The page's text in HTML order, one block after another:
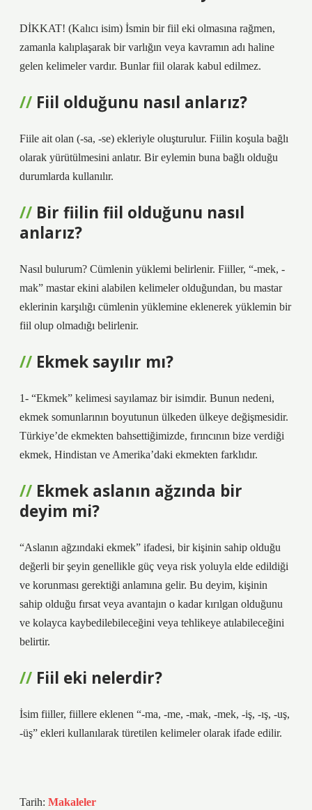
DİKKAT! (Kalıcı isim) İsmin bir fiil eki olmasına rağmen,
zamanla kalıplaşarak bir varlığın veya kavramın adı haline
gelen kelimeler vardır. Bunlar fiil olarak kabul edilmez.
Fiil olduğunu nasıl anlarız?
Fiile ait olan (-sa, -se) ekleriyle oluşturulur. Fiilin koşula bağlı
olarak yürütülmesini anlatır. Bir eylemin buna bağlı olduğu
durumlarda kullanılır.
Bir fiilin fiil olduğunu nasıl
anlarız?
Nasıl bulurum? Cümlenin yüklemi belirlenir. Fiiller, “-mek, -
mak” mastar ekini alabilen kelimeler olduğundan, bu mastar
eklerinin karşılığı cümlenin yüklemine eklenerek yüklemin bir
fiil olup olmadığı belirlenir.
Ekmek sayılır mı?
1- “Ekmek” kelimesi sayılamaz bir isimdir. Bunun nedeni,
ekmek somunlarının boyutunun ülkeden ülkeye değişmesidir.
Türkiye’de ekmekten bahsettiğimizde, fırıncının bize verdiği
ekmek, Hindistan ve Amerika’daki ekmekten farklıdır.
Ekmek aslanın ağzında bir
deyim mi?
“Aslanın ağzındaki ekmek” ifadesi, bir kişinin sahip olduğu
değerli bir şeyin genellikle güç veya risk yoluyla elde edildiği
ve korunması gerektiği anlamına gelir. Bu deyim, kişinin
sahip olduğu fırsat veya avantajın o kadar kırılgan olduğunu
ve kolayca kaybedilebileceğini veya tehlikeye atılabileceğini
belirtir.
Fiil eki nelerdir?
İsim fiiller, fiillere eklenen “-ma, -me, -mak, -mek, -iş, -ış, -uş,
-üş” ekleri kullanılarak türetilen kelimeler olarak ifade edilir.
Tarih: Makaleler